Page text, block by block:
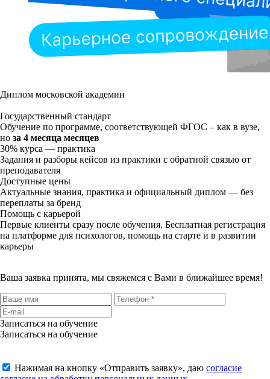
Диплом московской академии
Государственный стандарт
Обучение по программе, соответствующей ФГОС – как в вузе,
но за 4 месяца месяцев
30% курса — практика
Задания и разборы кейсов из практики с обратной связью от
преподавателя
Доступные цены
Актуальные знания, практика и официальный диплом — без
переплаты за бренд
Помощь с карьерой
Первые клиенты сразу после обучения. Бесплатная регистрация
на платформе для психологов, помощь на старте и в развитии
карьеры
Ваша заявка принята, мы свяжемся с Вами в ближайшее время!
Записаться на обучение
Записаться на обучение
Нажимая на кнопку «Отправить заявку», даю согласие